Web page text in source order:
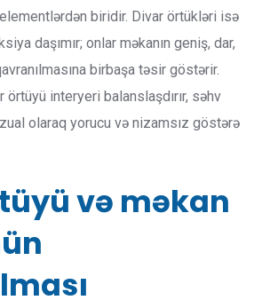
biridir. Divar örtükləri isə
daşımır; onlar məkanın geniş, dar,
birbaşa təsir göstərir.
interyeri balanslaşdırır, səhv
olaraq yorucu və nizamsız göstərə
və məkan